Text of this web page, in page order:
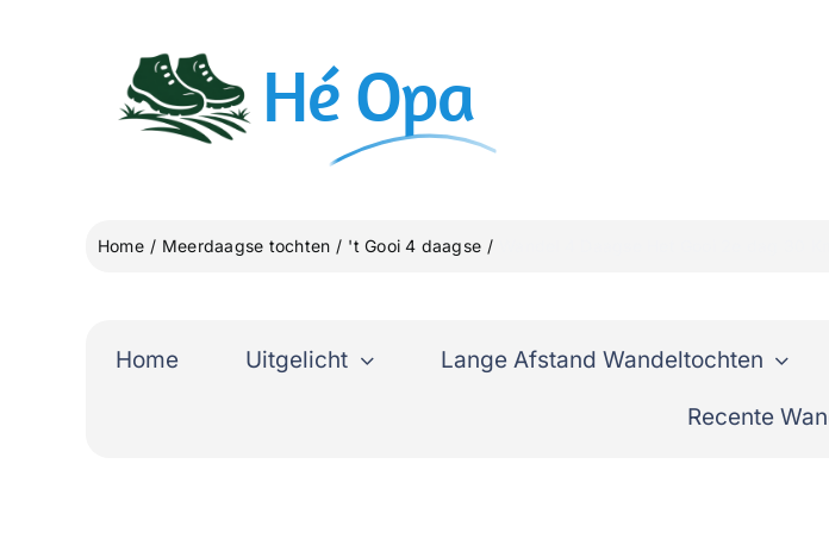
Hé Opa
Home Meerdaagse tochten 't Gooi 4 daagse
Home Uitgelicht Lange Afstand Wandeltochten
Recente